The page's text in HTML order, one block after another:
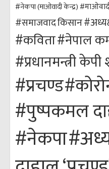
#नेकपा (माओवादी केन्द्र)
#समाजवादकिसान
#कविता#नेपाल
#प्रधानमन्त्री
#प्रचण्ड
#पुष्पकमल
#नेकपा